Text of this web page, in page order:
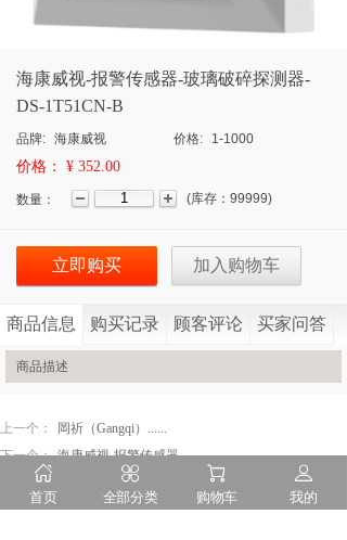
海康威视-报警传感器-玻璃破碎探测器-
DS-1T51CN-B
品牌: 海康威视 价格: 1-1000
价格： ¥ 352.00
数量： (库存： 99999)
立即购买 加入购物车
商品信息 购买记录 顾客评论 买家问答
商品描述
上一个：
岡祈（Gangqi）......
下一个： 海康威视-报警传感器......
首页 全部分类 购物车 我的